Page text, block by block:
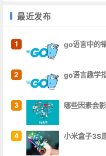
最近发布
1
go语言中的
2
go语言趣学
3
哪些因素会
4
小米盒子3S